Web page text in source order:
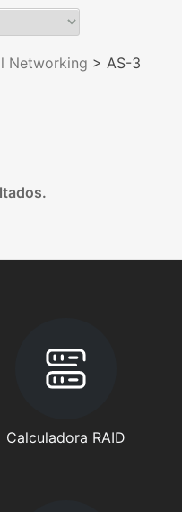
Networking > AS-3
Calculadora RAID